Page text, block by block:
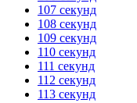
107 секунд
108 секунд
109 секунд
110 секунд
111 секунд
112 секунд
113 секунд